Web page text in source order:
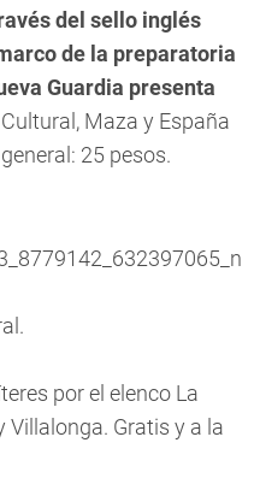
del sello inglés
de la preparatoria
Guardia presenta
Maza y España
25 pesos.
por el elenco La
Villalonga. Gratis y a la